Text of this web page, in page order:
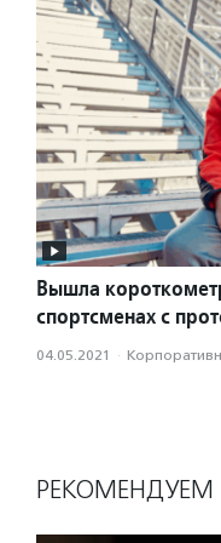
Вышла
спортсменах с
04.05.2021 ·
РЕКОМЕНДУЕМ